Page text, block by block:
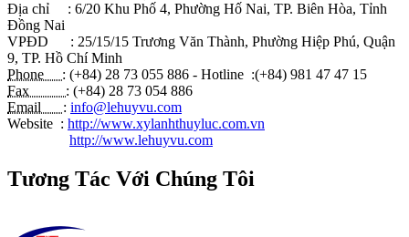
Địa chỉ : 6/20 Khu Phố 4, Phường Hố Nai, TP. Biên Hòa, Tỉnh
Đồng Nai
VPĐD : 25/15/15 Trương Văn Thành, Phường Hiệp Phú, Quận
9, TP. Hồ Chí Minh
Phone : (+84) 28 73 055 886 - Hotline :(+84) 981 47 47 15
Fax : (+84) 28 73 054 886
Email : info@lehuyvu.com
Website : http://www.xylanhthuyluc.com.vn
http://www.lehuyvu.com
Tương Tác Với Chúng Tôi